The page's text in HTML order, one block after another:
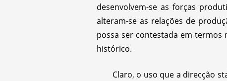
desenvolvem-se as forças
alteram-se as relações de
possa ser contestada em termos
histórico.
Claro, o uso que a direcção